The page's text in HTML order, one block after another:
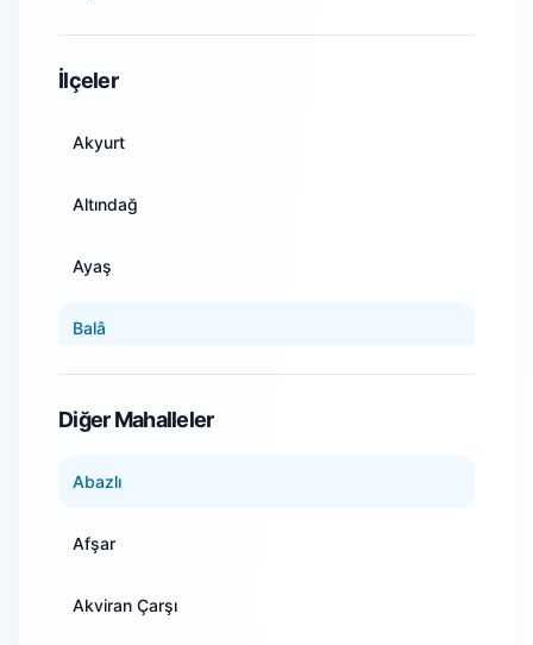
Bilecik
Bingöl
Bitlis
Bolu
İlçeler
Akyurt
Altındağ
Ayaş
Balâ
Diğer Mahalleler
Abazlı
Afşar
Akviran Çarşı